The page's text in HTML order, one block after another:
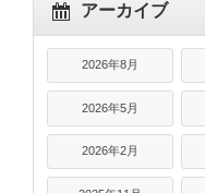
アーカイブ
2026年8月
2026年5月
2026年2月